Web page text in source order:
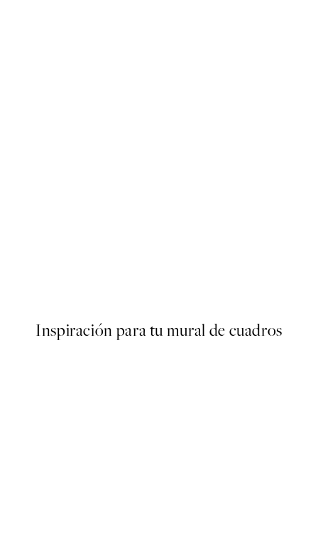
Inspiración para tu mural de cuadros